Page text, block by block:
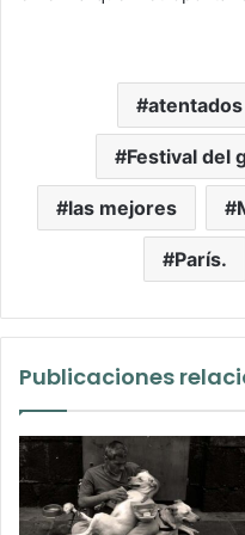
atentados
Festival del
las mejores
París.
Publicaciones